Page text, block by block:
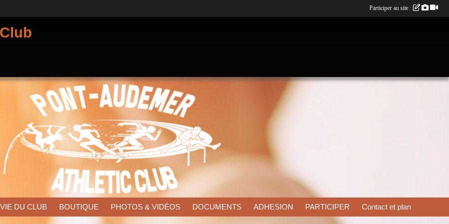
DU CLUB BOUTIQUE PHOTOS & VIDÉOS DOCUMENTS ADHESION PARTICIPER Contact et plan
Participer au site :